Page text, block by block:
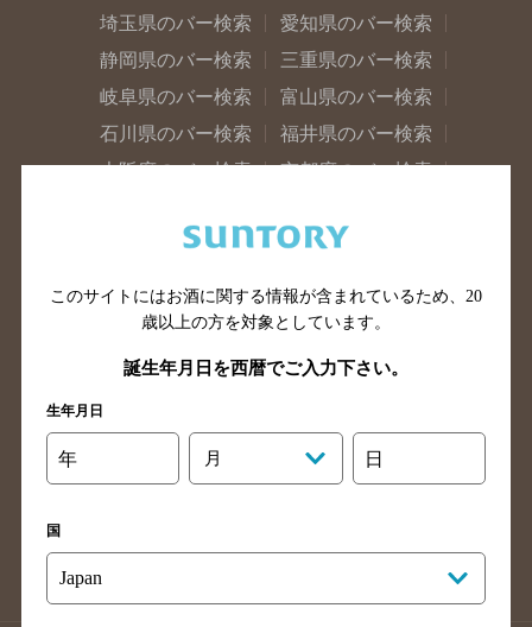
埼玉県のバー検索
愛知県のバー検索
静岡県のバー検索
三重県のバー検索
岐阜県のバー検索
富山県のバー検索
石川県のバー検索
福井県のバー検索
大阪府のバー検索
京都府のバー検索
滋賀県のバー検索
和歌山県のバー検索
山口県のバー検索
鳥取県のバー検索
島根県のバー検索
徳島県のバー検索
高知県のバー検索
福岡県のバー検索
長崎県のバー検索
佐賀県のバー検索
このサイトにはお酒に関する情報が含まれているため、 20
歳以上の方を対象としています。
誕生年月日を西暦でご入力下さい。
生年月日
年 月 日
国